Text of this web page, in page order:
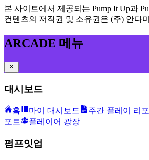
본 사이트에서 제공되는 Pump It Up과
컨텐츠의 저작권 및 소유권은 (주) 안다
ARCADE 메뉴
대시보드
홈 마이 대시보드 주간 플레이 리
포트
플레이어 광장
펌프잇업